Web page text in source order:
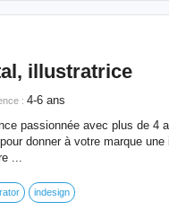
illustratrice
: 4-6 ans
passionnée avec plus de 4
donner à votre marque
...
indesign